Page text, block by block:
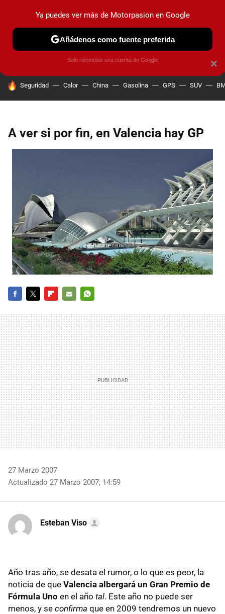
PRUEBAS COCHES ELÉCTRICOS OBSERVATORIO
HOY SE HABLA DE
Seguridad Calor China Gasolina GPS SUV
A ver si por fin, en Valencia hay GP
MAIL
27 Marzo 2007
Actualizado 27 Marzo 2007, 14:59
Esteban Viso
Año tras año, se desata el rumor, o lo que es peor, la
noticia de que Valencia albergará un Gran Premio de
Fórmula Uno en el año tal. Este año no puede ser
menos, y se confirma que en 2009 tendremos un nuevo
×
Ya puedes ver más de Motorpasion en Google
Añádenos como fuente preferida
Solo necesitas una cuenta de Google